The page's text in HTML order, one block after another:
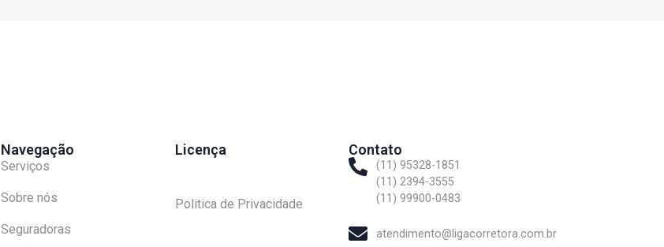
Navegação
Serviços
Sobre nós
Seguradoras
Licença
Politica de Privacidade
Contato
(11) 95328-1851
(11) 2394-3555
(11) 99900-0483
atendimento@ligacorretora.com.br